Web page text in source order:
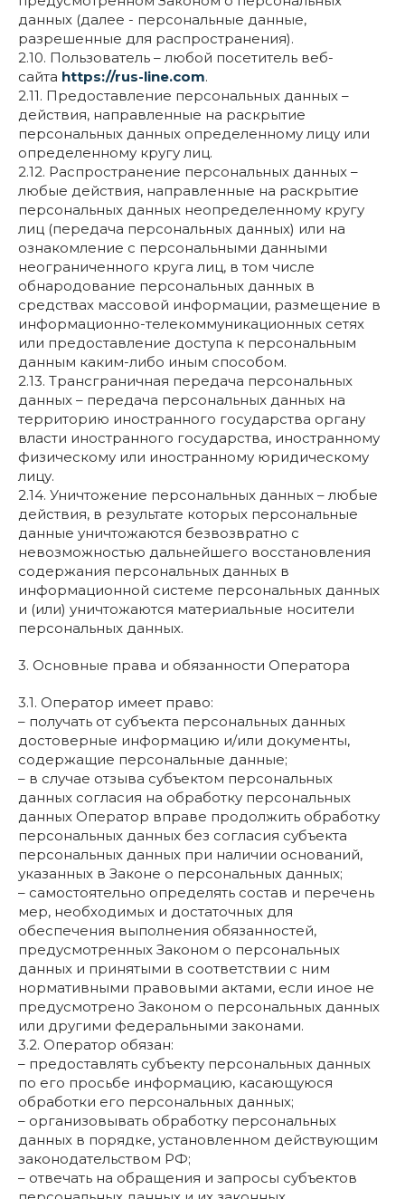
данных (далее - персональные данные,
разрешенные для распространения).
2.10. Пользователь – любой посетитель веб-
сайта https://rus-line.com.
2.11. Предоставление персональных данных –
действия, направленные на раскрытие
персональных данных определенному лицу или
определенному кругу лиц.
2.12. Распространение персональных данных –
любые действия, направленные на раскрытие
персональных данных неопределенному кругу
лиц (передача персональных данных) или на
ознакомление с персональными данными
неограниченного круга лиц, в том числе
обнародование персональных данных в
средствах массовой информации, размещение в
информационно-телекоммуникационных сетях
или предоставление доступа к персональным
данным каким-либо иным способом.
2.13. Трансграничная передача персональных
данных – передача персональных данных на
территорию иностранного государства органу
власти иностранного государства, иностранному
физическому или иностранному юридическому
лицу.
2.14. Уничтожение персональных данных – любые
действия, в результате которых персональные
данные уничтожаются безвозвратно с
невозможностью дальнейшего восстановления
содержания персональных данных в
информационной системе персональных данных
и (или) уничтожаются материальные носители
персональных данных.
3. Основные права и обязанности Оператора
3.1. Оператор имеет право:
– получать от субъекта персональных данных
достоверные информацию и/или документы,
содержащие персональные данные;
– в случае отзыва субъектом персональных
данных согласия на обработку персональных
данных Оператор вправе продолжить обработку
персональных данных без согласия субъекта
персональных данных при наличии оснований,
указанных в Законе о персональных данных;
– самостоятельно определять состав и перечень
мер, необходимых и достаточных для
обеспечения выполнения обязанностей,
предусмотренных Законом о персональных
данных и принятыми в соответствии с ним
нормативными правовыми актами, если иное не
предусмотрено Законом о персональных данных
или другими федеральными законами.
3.2. Оператор обязан:
– предоставлять субъекту персональных данных
по его просьбе информацию, касающуюся
обработки его персональных данных;
– организовывать обработку персональных
данных в порядке, установленном действующим
законодательством РФ;
– отвечать на обращения и запросы субъектов